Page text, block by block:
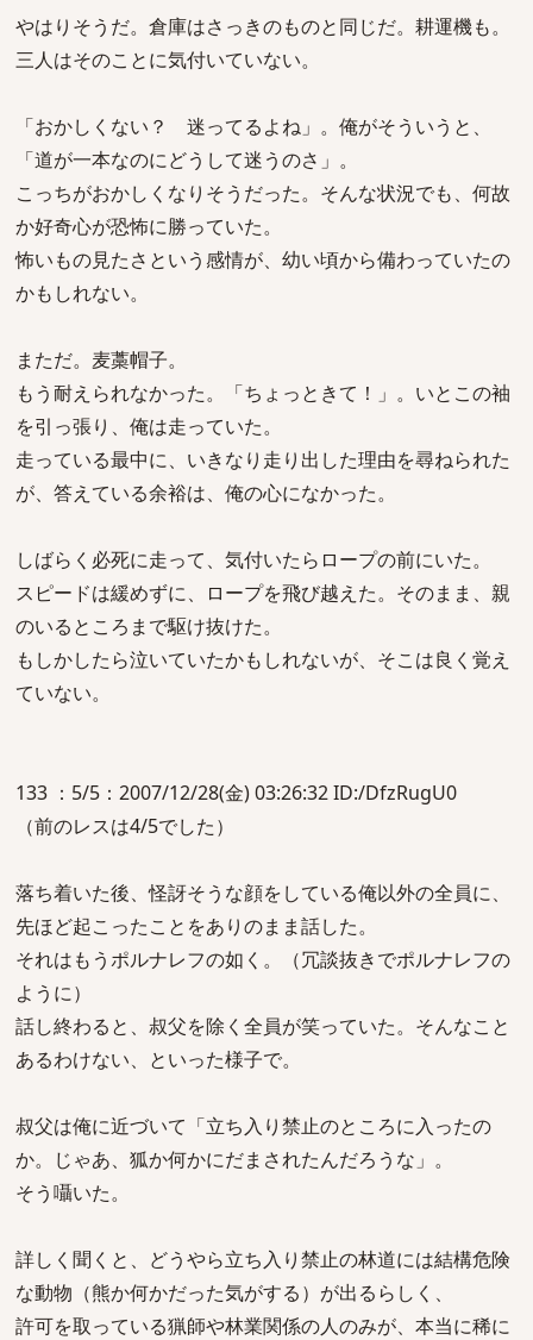
やはりそうだ。倉庫はさっきのものと同じだ。耕運機も。
三人はそのことに気付いていない。
「おかしくない？ 迷ってるよね」。俺がそういうと、
「道が一本なのにどうして迷うのさ」。
こっちがおかしくなりそうだった。そんな状況でも、何故
か好奇心が恐怖に勝っていた。
怖いもの見たさという感情が、幼い頃から備わっていたの
かもしれない。
まただ。麦藁帽子。
もう耐えられなかった。「ちょっときて！」。いとこの袖
を引っ張り、俺は走っていた。
走っている最中に、いきなり走り出した理由を尋ねられた
が、答えている余裕は、俺の心になかった。
しばらく必死に走って、気付いたらロープの前にいた。
スピードは緩めずに、ロープを飛び越えた。そのまま、親
のいるところまで駆け抜けた。
もしかしたら泣いていたかもしれないが、そこは良く覚え
ていない。
133 ：5/5：2007/12/28(金) 03:26:32 ID:/DfzRugU0
（前のレスは4/5でした）
落ち着いた後、怪訝そうな顔をしている俺以外の全員に、
先ほど起こったことをありのまま話した。
それはもうポルナレフの如く。（冗談抜きでポルナレフの
ように）
話し終わると、叔父を除く全員が笑っていた。そんなこと
あるわけない、といった様子で。
叔父は俺に近づいて「立ち入り禁止のところに入ったの
か。じゃあ、狐か何かにだまされたんだろうな」。
そう囁いた。
詳しく聞くと、どうやら立ち入り禁止の林道には結構危険
な動物（熊か何かだった気がする）が出るらしく、
許可を取っている猟師や林業関係の人のみが、本当に稀に